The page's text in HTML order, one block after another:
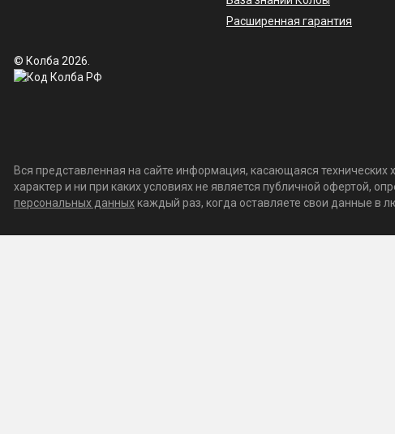
Расширенная гарантия
© Колба 2026.
Вся представленная на сайте информация, касающаяся
характер и ни при каких условиях не является публичной офертой,
персональных данныхкаждый раз, когда оставляете свои данные в